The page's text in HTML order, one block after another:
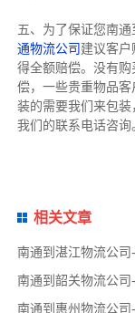
五、为了保证您南通
通物流公司建议客
得全额赔偿。没有
偿，一些贵重物品
装的需要我们来包
我们的联系电话咨询
相关文章
南通到湛江物流公
南通到韶关物流公
南通到惠州物流公司